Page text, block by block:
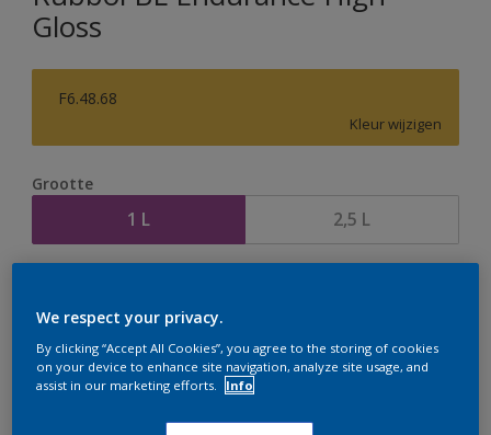
Gloss
F6.48.68
Kleur wijzigen
Grootte
1 L 2,5 L
te bestellen. Houd de website in de gaten, we werken
We respect your privacy.
By clicking “Accept All Cookies”, you agree to the storing of cookies
on your device to enhance site navigation, analyze site usage, and
assist in our marketing efforts.
Info